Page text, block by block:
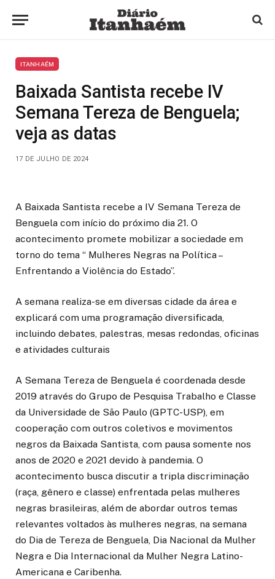
ITANHAÉM
Baixada Santista recebe IV
Semana Tereza de Benguela;
veja as datas
17 DE JULHO DE 2024
A Baixada Santista recebe a IV Semana Tereza de
Benguela com início do próximo dia 21. O
acontecimento promete mobilizar a sociedade em
torno do tema “ Mulheres Negras na Política –
Enfrentando a Violência do Estado”.
A semana realiza-se em diversas cidade da área e
explicará com uma programação diversificada,
incluindo debates, palestras, mesas redondas, oficinas
e atividades culturais
A Semana Tereza de Benguela é coordenada desde
2019 através do Grupo de Pesquisa Trabalho e Classe
da Universidade de São Paulo (GPTC-USP), em
cooperação com outros coletivos e movimentos
negros da Baixada Santista, com pausa somente nos
anos de 2020 e 2021 devido à pandemia. O
acontecimento busca discutir a tripla discriminação
(raça, gênero e classe) enfrentada pelas mulheres
negras brasileiras, além de abordar outros temas
relevantes voltados às mulheres negras, na semana
do Dia de Tereza de Benguela, Dia Nacional da Mulher
Negra e Dia Internacional da Mulher Negra Latino-
Americana e Caribenha.